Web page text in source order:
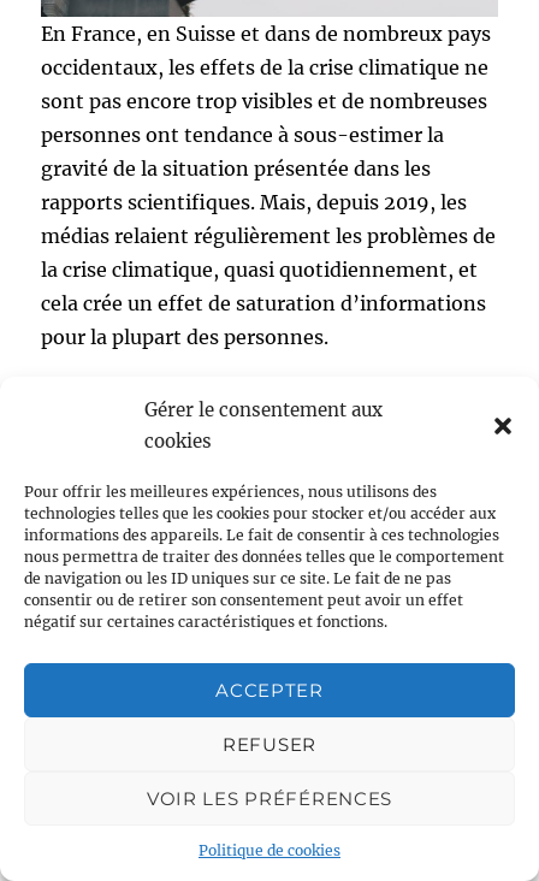
Gérer le consentement aux
cookies
Pour offrir les meilleures expériences, nous utilisons des
technologies telles que les cookies pour stocker et/ou accéder aux
informations des appareils. Le fait de consentir à ces technologies
nous permettra de traiter des données telles que le comportement
de navigation ou les ID uniques sur ce site. Le fait de ne pas
consentir ou de retirer son consentement peut avoir un effet
négatif sur certaines caractéristiques et fonctions.
ACCEPTER
REFUSER
VOIR LES PRÉFÉRENCES
Politique de cookies
En France, en Suisse et dans de nombreux pays
occidentaux, les effets de la crise climatique ne
sont pas encore trop visibles et de nombreuses
personnes ont tendance à sous-estimer la
gravité de la situation présentée dans les
rapports scientifiques. Mais, depuis 2019, les
médias relaient régulièrement les problèmes de
la crise climatique, quasi quotidiennement, et
cela crée un effet de saturation d’informations
pour la plupart des personnes.
A cause de cet effet « lavage de cerveaux », de
nombreuses personnes ont tendance à se
banaliser. Exactement comme cela s’est fait
depuis des décennies avec les images de misère
dans les pays du Sud… Le public occidental s’est
largement habitué et elles sont devenues une
news et les vidéos amateurs d’experts auto-
dans les réseaux sociaux participent à créer un
sentiment de doute généralisé et d’incrédulité